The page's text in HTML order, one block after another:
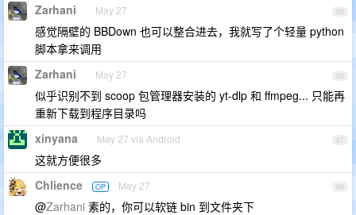
65
Zarhani May 27
感觉隔壁的 BBDown 也可以整合进去，我就写了个轻量 python
脚本拿来调用
66
Zarhani May 27
似乎识别不到 scoop 包管理器安装的 yt-dlp 和 ffmpeg... 只能再
重新下载到程序目录吗
67
xinyana May 27 via Android
这就方便很多
68
Chlience OP May 27
@Zarhani 素的，你可以软链 bin 到文件夹下